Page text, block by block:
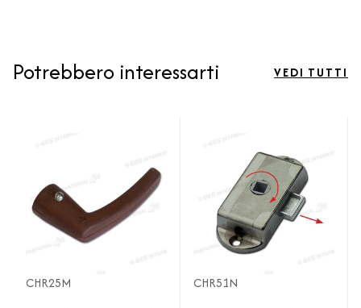
Potrebbero interessarti VEDI TUTTI
CHR25M CHR51N